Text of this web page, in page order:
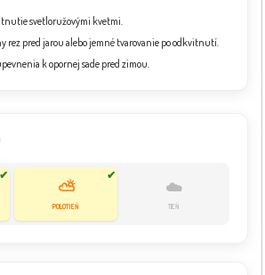
svetloružovými kvetmi.
rez pred jarou alebo jemné tvarovanie po odkvitnutí.
k opornej sade pred zimou.
✔ ✔
⛅
POLOTIEŇ
☁️
TIEŇ